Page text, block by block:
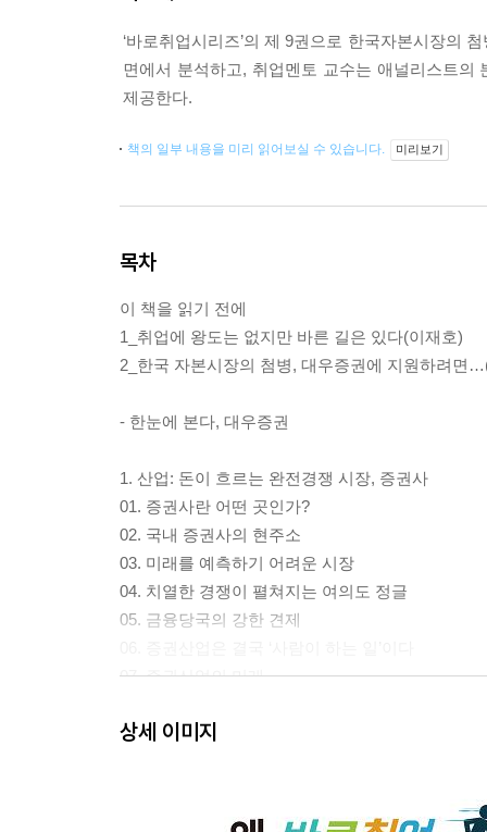
‘바로취업시리즈’의 제 9권으로 한국자본시장의
면에서 분석하고, 취업멘토 교수는 애널리스트의
제공한다.
책의 일부 내용을 미리 읽어보실 수 있습니다. 미리보기
목차
이 책을 읽기 전에
1_취업에 왕도는 없지만 바른 길은 있다(이재호)
2_한국 자본시장의 첨병, 대우증권에 지원하려면
- 한눈에 본다, 대우증권
1. 산업: 돈이 흐르는 완전경쟁 시장, 증권사
01. 증권사란 어떤 곳인가?
02. 국내 증권사의 현주소
03. 미래를 예측하기 어려운 시장
04. 치열한 경쟁이 펼쳐지는 여의도 정글
05. 금융당국의 강한 견제
07. 증권산업의 미래
2. 시장: 단순 매매에서 종합관리 매매 서비스로
상세 이미지